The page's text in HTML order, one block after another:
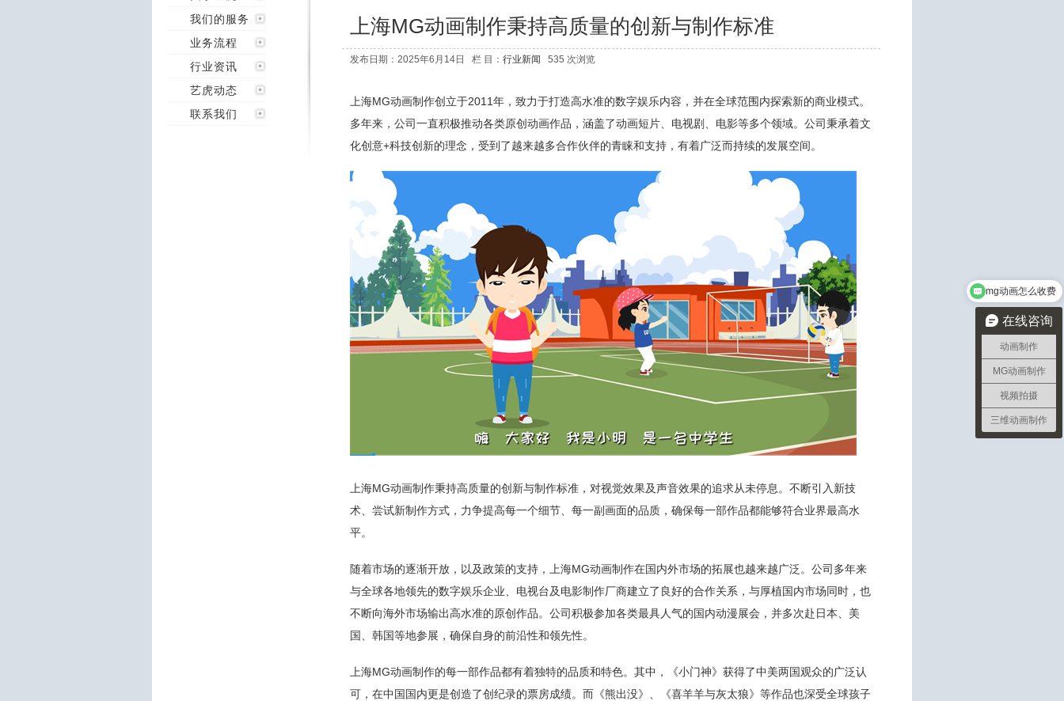
我们的服务
业务流程
行业资讯
艺虎动态
联系我们
上海MG动画制作秉持高质量的创新与制作标准
发布日期：2025年6月14日 栏 目： 行业新闻 535 次浏览
上海MG动画制作创立于2011年，致力于打造高水准的数字娱乐内容，并在全球范围内探索新的商业模式。
多年来，公司一直积极推动各类原创动画作品，涵盖了动画短片、电视剧、电影等多个领域。公司秉承着文
化创意+科技创新的理念，受到了越来越多合作伙伴的青睐和支持，有着广泛而持续的发展空间。
上海MG动画制作秉持高质量的创新与制作标准，对视觉效果及声音效果的追求从未停息。不断引入新技
术、尝试新制作方式，力争提高每一个细节、每一副画面的品质，确保每一部作品都能够符合业界最高水
平。
随着市场的逐渐开放，以及政策的支持，上海MG动画制作在国内外市场的拓展也越来越广泛。公司多年来
与全球各地领先的数字娱乐企业、电视台及电影制作厂商建立了良好的合作关系，与厚植国内市场同时，也
不断向海外市场输出高水准的原创作品。公司积极参加各类最具人气的国内动漫展会，并多次赴日本、美
国、韩国等地参展，确保自身的前沿性和领先性。
上海MG动画制作的每一部作品都有着独特的品质和特色。其中，《小门神》获得了中美两国观众的广泛认
可，在中国国内更是创造了创纪录的票房成绩。而《熊出没》、《喜羊羊与灰太狼》等作品也深受全球孩子
在线咨询
动画制作
MG动画制作
视频拍摄
三维动画制作
mg动画怎么收费
需要做2分钟宣传动画需要多久